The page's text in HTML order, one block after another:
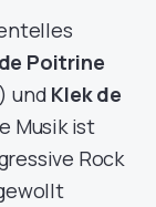
Poitrine
und Klek de
Musik ist
Rock